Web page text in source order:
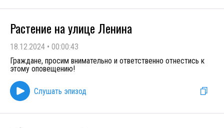
Растение на улице Ленина
18.12.2024 • 00:00:43
Граждане, просим внимательно и ответственно отнестись к
этому оповещению!
Слушать эпизод